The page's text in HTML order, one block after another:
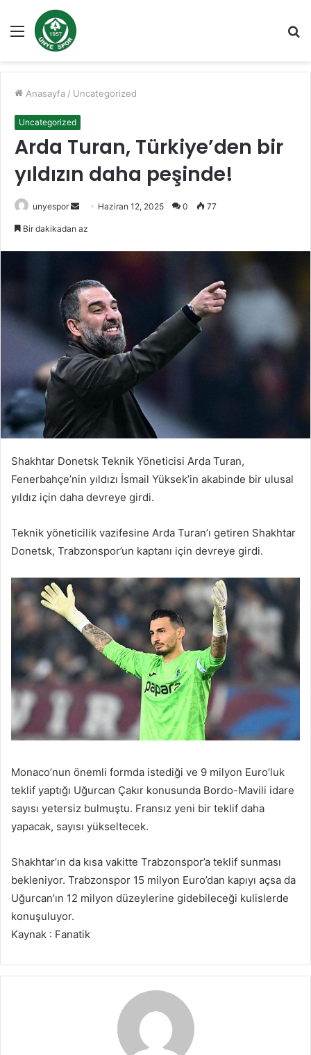
Menü
...
Anasayfa / Uncategorized
Uncategorized
Arda Turan, Türkiye’den bir
yıldızın daha peşinde!
unyespor
Bir
Haziran 12, 2025 0 77
Bir dakikadan az
Shakhtar Donetsk Teknik Yöneticisi Arda Turan,
Fenerbahçe’nin yıldızı İsmail Yüksek’in akabinde bir ulusal
yıldız için daha devreye girdi.
Teknik yöneticilik vazifesine Arda Turan’ı getiren Shakhtar
Donetsk, Trabzonspor’un kaptanı için devreye girdi.
Monaco’nun önemli formda istediği ve 9 milyon Euro’luk
teklif yaptığı Uğurcan Çakır konusunda Bordo-Mavili idare
sayısı yetersiz bulmuştu. Fransız yeni bir teklif daha
yapacak, sayısı yükseltecek.
Shakhtar’ın da kısa vakitte Trabzonspor’a teklif sunması
bekleniyor. Trabzonspor 15 milyon Euro’dan kapıyı açsa da
Uğurcan’ın 12 milyon düzeylerine gidebileceği kulislerde
konuşuluyor.
Kaynak : Fanatik